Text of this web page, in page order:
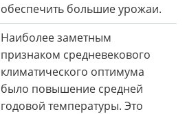
обеспечить большие урожаи.
Наиболее заметным
признаком средневекового
климатического оптимума
было повышение средней
годовой температуры. Это